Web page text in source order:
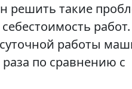
решить такие
работы
по сравнению с